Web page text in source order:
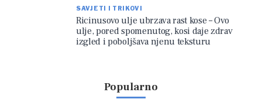
SAVJETI I TRIKOVI
Ricinusovo ulje ubrzava rast kose – Ovo
ulje, pored spomenutog, kosi daje zdrav
izgled i poboljšava njenu teksturu
Popularno